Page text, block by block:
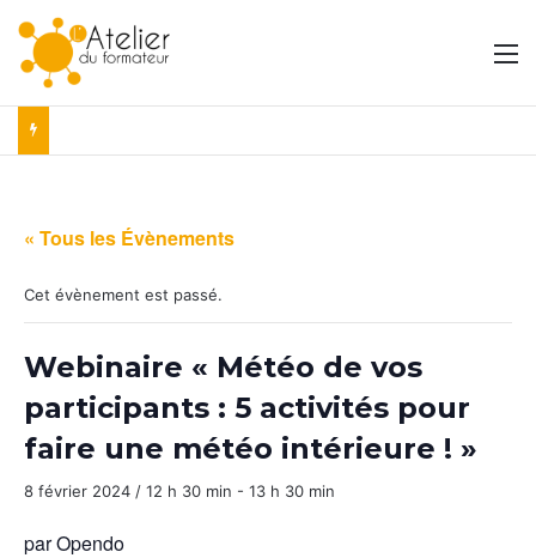
« Tous les Évènements
Cet évènement est passé.
Webinaire « Météo de vos
participants : 5 activités pour
faire une météo intérieure ! »
8 février 2024 / 12 h 30 min - 13 h 30 min
par Opendo